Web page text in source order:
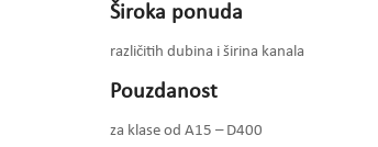
Široka ponuda
različitih dubina i širina kanala
Pouzdanost
za klase od A15 – D400